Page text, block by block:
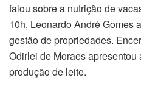
falou sobre a nutrição de
10h, Leonardo André Gomes
gestão de propriedades.
Odirlei de Moraes
produção de leite.